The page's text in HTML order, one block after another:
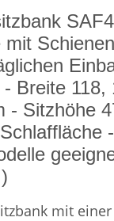
mit
Breite 118,
- Sitzhöhe
mit